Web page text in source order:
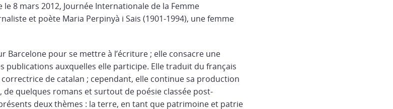
8 mars 2012, Journée Internationale de la Femme
et poète Maria Perpinyà i Sais (1901-1994), une femme
Barcelone pour se mettre à l’écriture ; elle consacre une
publications auxquelles elle participe. Elle traduit du français
de catalan ; cependant, elle continue sa production
quelques romans et surtout de poésie classée post-
deux thèmes : la terre, en tant que patrimoine et patrie